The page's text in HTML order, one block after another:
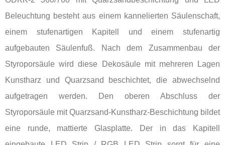
Beleuchtung besteht aus einem kannelierten Säulenschaft,
einem stufenartigen Kapitell und einem stufenartig
aufgebauten Säulenfuß. Nach dem Zusammenbau der
Styroporsäule wird diese Dekosäule mit mehreren Lagen
Kunstharz und Quarzsand beschichtet, die abwechselnd
aufgetragen werden. Den oberen Abschluss der
Styroporsäule mit Quarzsand-Kunstharz-Beschichtung bildet
eine runde, mattierte Glasplatte. Der in das Kapitell